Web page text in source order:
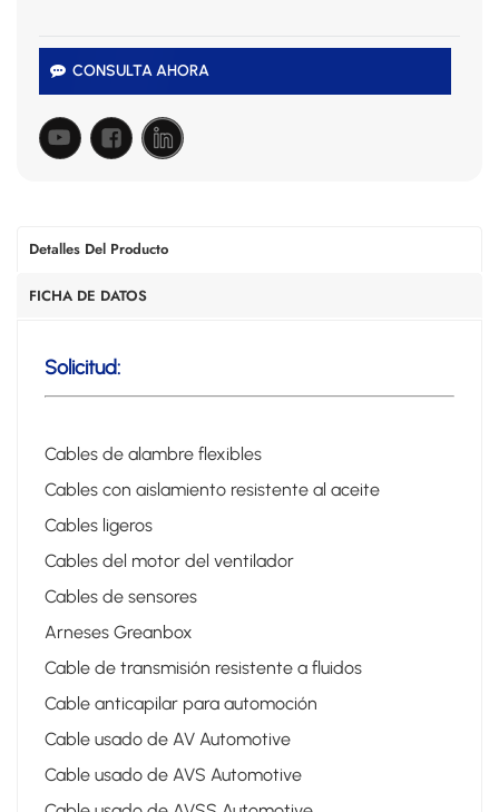
CONSULTA AHORA
Detalles Del Producto
FICHA DE DATOS
Solicitud:
Cables de alambre flexibles
Cables con aislamiento resistente al aceite
Cables ligeros
Cables del motor del ventilador
Cables de sensores
Arneses Greanbox
Cable de transmisión resistente a fluidos
Cable anticapilar para automoción
Cable usado de AV Automotive
Cable usado de AVS Automotive